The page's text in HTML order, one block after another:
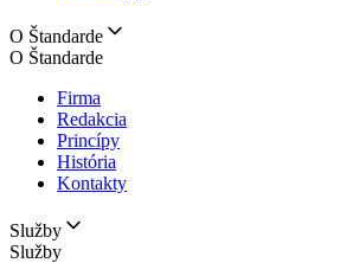
O Štandarde
O Štandarde
Firma
Redakcia
Princípy
História
Kontakty
Služby
Služby